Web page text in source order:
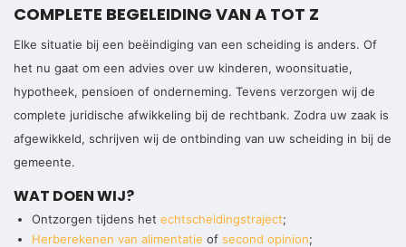
COMPLETE BEGELEIDING VAN A TOT Z
Elke situatie bij een beëindiging van een scheiding is anders. Of
het nu gaat om een advies over uw kinderen, woonsituatie,
hypotheek, pensioen of onderneming. Tevens verzorgen wij de
complete juridische afwikkeling bij de rechtbank. Zodra uw zaak is
afgewikkeld, schrijven wij de ontbinding van uw scheiding in bij de
gemeente.
WAT DOEN WIJ?
Ontzorgen tijdens het echtscheidingstraject;
Herberekenen van alimentatie of second opinion;